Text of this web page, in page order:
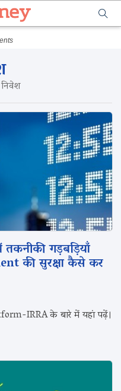
निवेश
गड़बड़ियाँ
की सुरक्षा कैसे कर
IRRA के बारे में यहां पढ़ें।